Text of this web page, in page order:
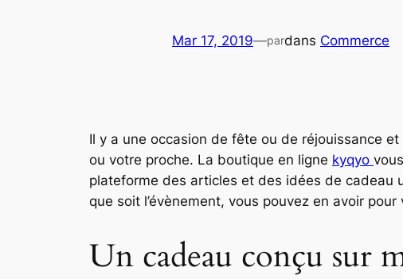
Mar 17, 2019—pardans Commerce
Il y a une occasion de fête ou de réjouissance
ou votre proche. La boutique en ligne kyqyo
plateforme des articles et des idées de cadeau
que soit l’évènement, vous pouvez en avoir pour
Un cadeau conçu sur